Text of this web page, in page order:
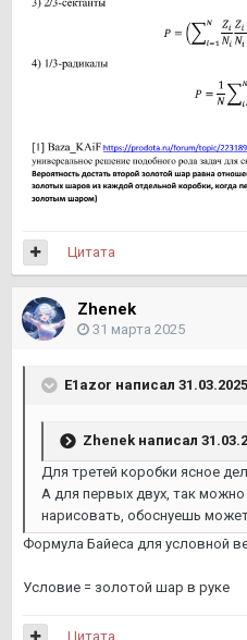
Цитата
Zhenek
31 марта 2025
E1azor написал
Zhenek написал
Для третей коробки ясное
А для первых двух, так
нарисовать, обоснуешь
Формула Байеса для условной
Условие = золотой шар в руке
Цитата